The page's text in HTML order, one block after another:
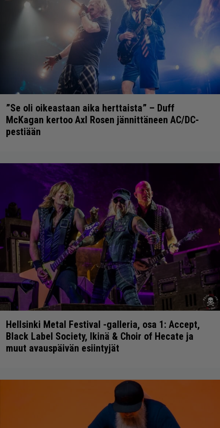
”Se oli oikeastaan aika herttaista” – Duff
McKagan kertoo Axl Rosen jännittäneen AC/DC-
pestiään
Hellsinki Metal Festival -galleria, osa 1: Accept,
Black Label Society, Ikinä & Choir of Hecate ja
muut avauspäivän esiintyjät